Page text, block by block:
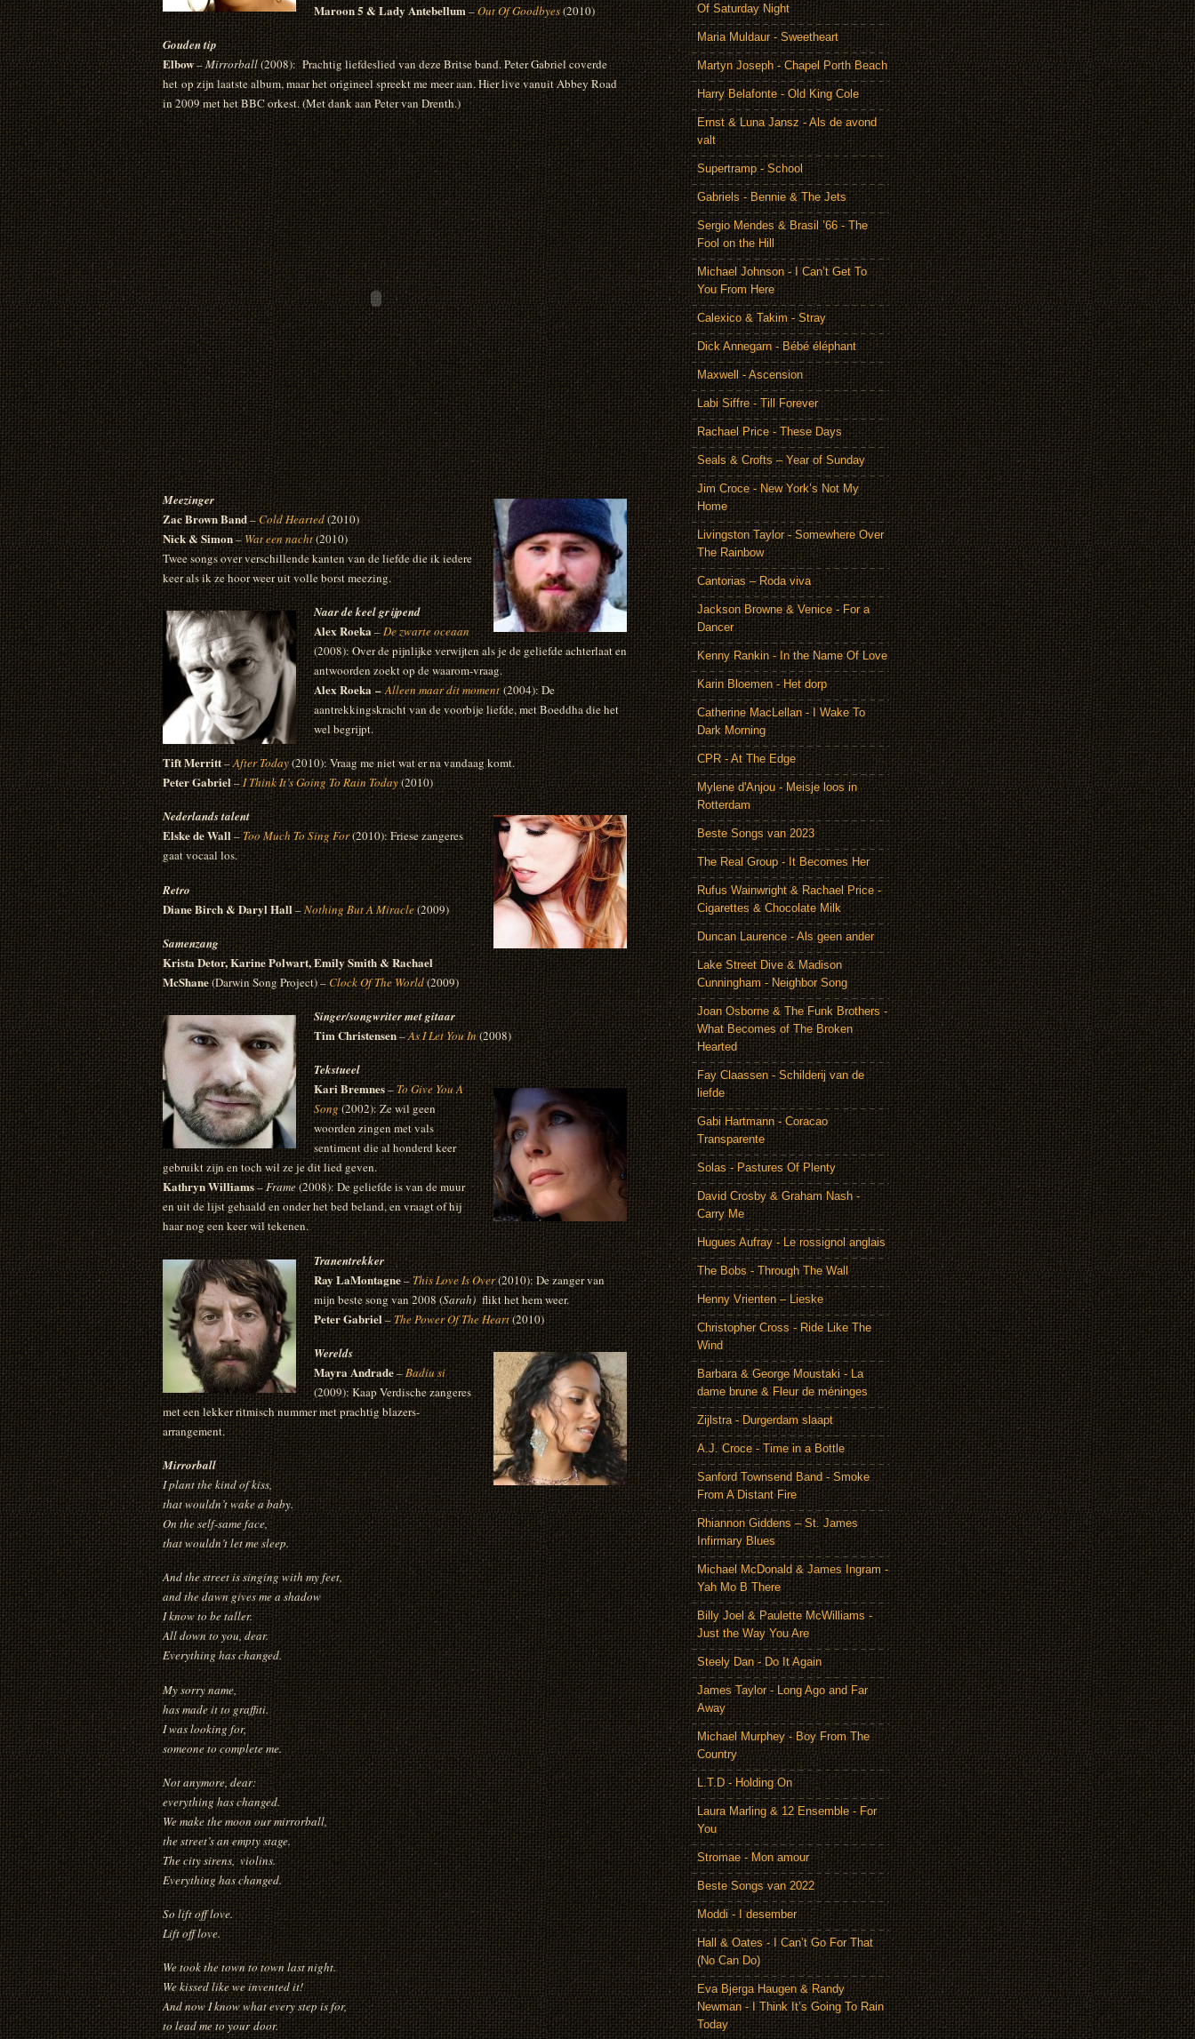
Maroon 5 & Lady Antebellum–Out Of Goodbyes(2010)
Gouden tip
Elbow–Mirrorball(2008): Prachtig liefdeslied van deze Britse band. Peter Gabriel coverde
het op zijn laatste album, maar het origineel spreekt me meer aan. Hier live vanuit Abbey Road
in 2009 met het BBC orkest. (Met dank aan Peter van Drenth.)
Meezinger
Zac Brown Band–Cold Hearted(2010)
Nick & Simon–Wat een nacht(2010)
Twee songs over verschillende kanten van de liefde die ik iedere
keer als ik ze hoor weer uit volle borst meezing.
Naar de keel grijpend
Alex Roeka–De zwarte oceaan
(2008): Over de pijnlijke verwijten als je de geliefde achterlaat en
antwoorden zoekt op de waarom-vraag.
Alex Roeka–Alleen maar dit moment(2004): De
aantrekkingskracht van de voorbije liefde, met Boeddha die het
wel begrijpt.
Tift Merritt–After Today(2010): Vraag me niet wat er na vandaag komt.
Peter Gabriel–I Think It’s Going To Rain Today(2010)
Nederlands talent
Elske de Wall–Too Much To Sing For(2010): Friese zangeres
gaat vocaal los.
Retro
Diane Birch & Daryl Hall–Nothing But A Miracle(2009)
Samenzang
Krista Detor, Karine Polwart, Emily Smith & Rachael
McShane(Darwin Song Project) –Clock Of The World(2009)
Singer/songwriter met gitaar
Tim Christensen–As I Let You In(2008)
Tekstueel
Kari Bremnes–To Give You A
Song(2002): Ze wil geen
woorden zingen met vals
sentiment die al honderd keer
gebruikt zijn en toch wil ze je dit lied geven.
Kathryn Williams–Frame(2008): De geliefde is van de muur
en uit de lijst gehaald en onder het bed beland, en vraagt of hij
haar nog een keer wil tekenen.
Tranentrekker
Ray LaMontagne–This Love Is Over(2010): De zanger van
mijn beste song van 2008 (Sarah)flikt het hem weer.
Peter Gabriel–The Power Of The Heart(2010)
Werelds
Mayra Andrade–Badiu si
(2009): Kaap Verdische zangeres
met een lekker ritmisch nummer met prachtig blazers-
arrangement.
Mirrorball
I plant the kind of kiss,
that wouldn’t wake a baby.
On the self-same face,
that wouldn’t let me sleep.
And the street is singing with my feet,
and the dawn gives me a shadow
I know to be taller.
All down to you, dear.
Everything has changed.
My sorry name,
has made it to graffiti.
I was looking for,
someone to complete me.
Not anymore, dear:
everything has changed.
We make the moon our mirrorball,
the street’s an empty stage.
The city sirens,violins.
Everything has changed.
So lift off love.
Lift off love.
We took the town to town last night.
We kissed like we invented it!
And now I know what every step is for,
to lead me to your door.
Of Saturday Night
Maria Muldaur - Sweetheart
Martyn Joseph - Chapel Porth Beach
Harry Belafonte - Old King Cole
Ernst & Luna Jansz - Als de avond
valt
Supertramp - School
Gabriels - Bennie & The Jets
Sergio Mendes & Brasil ’66 - The
Fool on the Hill
Michael Johnson - I Can’t Get To
You From Here
Calexico & Takim - Stray
Dick Annegarn - Bébé éléphant
Maxwell - Ascension
Labi Siffre - Till Forever
Rachael Price - These Days
Seals & Crofts – Year of Sunday
Jim Croce - New York’s Not My
Home
Livingston Taylor - Somewhere Over
The Rainbow
Cantorias – Roda viva
Jackson Browne & Venice - For a
Dancer
Kenny Rankin - In the Name Of Love
Karin Bloemen - Het dorp
Catherine MacLellan - I Wake To
Dark Morning
CPR - At The Edge
Mylene d'Anjou - Meisje loos in
Rotterdam
Beste Songs van 2023
The Real Group - It Becomes Her
Rufus Wainwright & Rachael Price -
Cigarettes & Chocolate Milk
Duncan Laurence - Als geen ander
Lake Street Dive & Madison
Cunningham - Neighbor Song
Joan Osborne & The Funk Brothers -
What Becomes of The Broken
Hearted
Fay Claassen - Schilderij van de
liefde
Gabi Hartmann - Coracao
Transparente
Solas - Pastures Of Plenty
David Crosby & Graham Nash -
Carry Me
Hugues Aufray - Le rossignol anglais
The Bobs - Through The Wall
Henny Vrienten – Lieske
Christopher Cross - Ride Like The
Wind
Barbara & George Moustaki - La
dame brune & Fleur de méninges
Zijlstra - Durgerdam slaapt
A.J. Croce - Time in a Bottle
Sanford Townsend Band - Smoke
From A Distant Fire
Rhiannon Giddens – St. James
Infirmary Blues
Michael McDonald & James Ingram -
Yah Mo B There
Billy Joel & Paulette McWilliams -
Just the Way You Are
Steely Dan - Do It Again
James Taylor - Long Ago and Far
Away
Michael Murphey - Boy From The
Country
L.T.D - Holding On
Laura Marling & 12 Ensemble - For
You
Stromae - Mon amour
Beste Songs van 2022
Moddi - I desember
Hall & Oates - I Can’t Go For That
(No Can Do)
Eva Bjerga Haugen & Randy
Newman - I Think It’s Going To Rain
Today